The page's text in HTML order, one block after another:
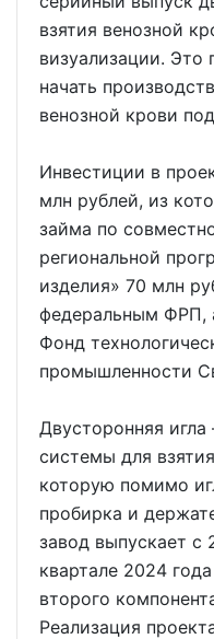
взятия венозной
визуализации. Это
начать
венозной крови
Инвестиции в
млн рублей, из
займа по
региональной
изделия» 70 млн
федеральным ФРП,
Фонд
промышленности
Двусторонняя
системы для
которую помимо
пробирка и
завод выпускает с
квартале 2024
второго
Реализация